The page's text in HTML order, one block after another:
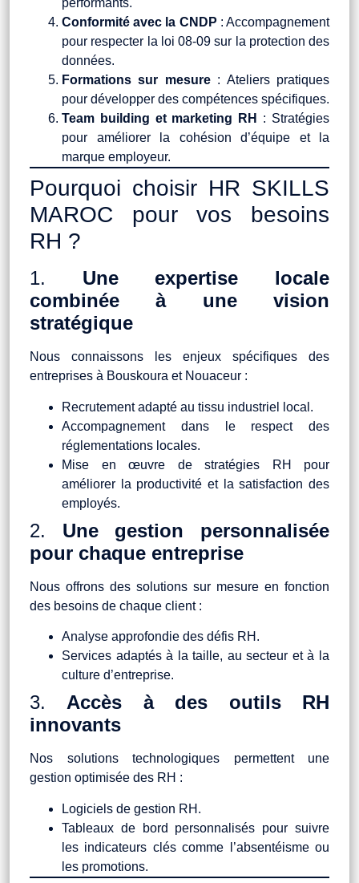
performants.
Conformité avec la CNDP : Accompagnement
pour respecter la loi 08-09 sur la protection des
données.
Formations sur mesure: Ateliers pratiques
pour développer des compétences spécifiques.
Team building et marketing RH
: Stratégies
pour améliorer la cohésion d’équipe et la
marque employeur.
Pourquoi choisir HR SKILLS
MAROC pour vos besoins
RH ?
1. Une expertise locale
combinée à une vision
stratégique
Nous connaissons les enjeux spécifiques des
entreprises à Bouskoura et Nouaceur :
Recrutement adapté au tissu industriel local.
Accompagnement dans le respect des
réglementations locales.
Mise en œuvre de stratégies RH pour
améliorer la productivité et la satisfaction des
employés.
2. Une gestion personnalisée
pour chaque entreprise
Nous offrons des solutions sur mesure en fonction
des besoins de chaque client :
Analyse approfondie des défis RH.
Services adaptés à la taille, au secteur et à la
culture d’entreprise.
3. Accès à des outils RH
innovants
Nos solutions technologiques permettent une
gestion optimisée des RH :
Logiciels de gestion RH.
Tableaux de bord personnalisés pour suivre
les indicateurs clés comme l’absentéisme ou
les promotions.